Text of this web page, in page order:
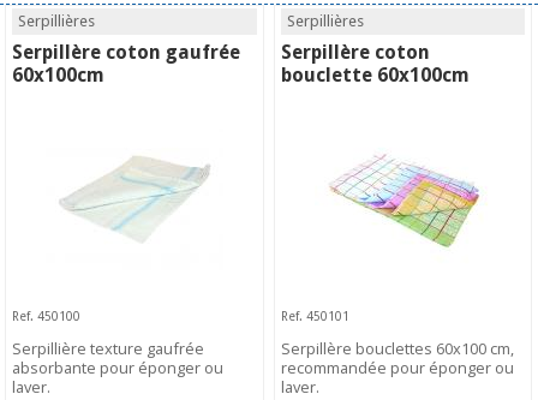
Serpillières
Serpillère coton gaufrée
60x100cm
Ref. 450100
Serpillière texture gaufrée
absorbante pour éponger ou
laver.
Serpillières
Serpillère coton
bouclette 60x100cm
Ref. 450101
Serpillère bouclettes 60x100 cm,
recommandée pour éponger ou
laver.